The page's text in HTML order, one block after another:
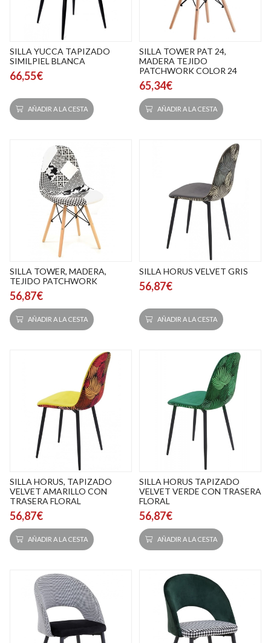
SILLA YUCCA TAPIZADO
SIMILPIEL BLANCA
66,55€
AÑADIR A LA CESTA
SILLA TOWER PAT 24,
MADERA TEJIDO
PATCHWORK COLOR 24
65,34€
AÑADIR A LA CESTA
SILLA TOWER, MADERA,
TEJIDO PATCHWORK
56,87€
AÑADIR A LA CESTA
SILLA HORUS VELVET GRIS
56,87€
AÑADIR A LA CESTA
SILLA HORUS, TAPIZADO
VELVET AMARILLO CON
TRASERA FLORAL
56,87€
AÑADIR A LA CESTA
SILLA HORUS TAPIZADO
VELVET VERDE CON TRASERA
FLORAL
56,87€
AÑADIR A LA CESTA